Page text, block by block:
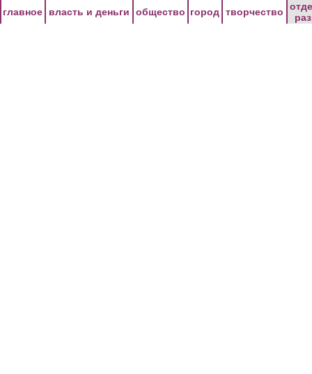
главное власть и деньги общество город творчество